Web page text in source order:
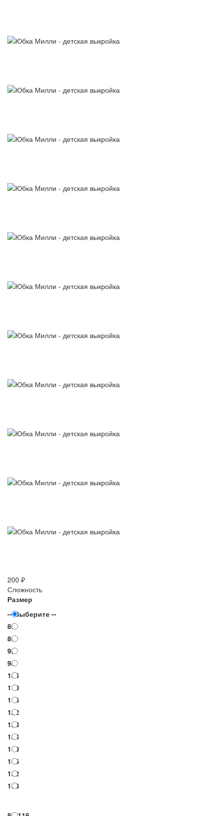
200 ₽
Сложность
Размер
-- Выберите --
80
86
92
98
104
110
116
122
128
134
140
146
152
158